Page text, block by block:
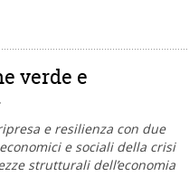
verde e
e resilienza con due
e sociali della crisi
strutturali dell’economia